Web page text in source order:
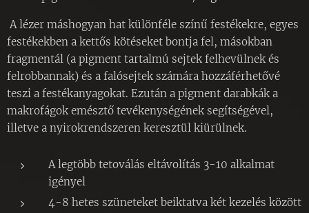
A lézer máshogyan hat különféle színű festékekre, egyes
festékekben a kettős kötéseket bontja fel, másokban
fragmentál (a pigment tartalmú sejtek felhevülnek és
felrobbannak) és a falósejtek számára hozzáférhetővé
teszi a festékanyagokat. Ezután a pigment darabkák a
makrofágok emésztő tevékenységének segítségével,
illetve a nyirokrendszeren keresztül kiürülnek.
A legtöbb tetoválás eltávolítás 3-10 alkalmat
igényel
4-8 hetes szüneteket beiktatva két kezelés között